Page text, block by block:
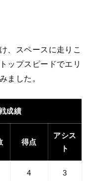
、スペースに走りこ
ップスピードでエリ
ました。
成績
得点
アシス
ト
4 3